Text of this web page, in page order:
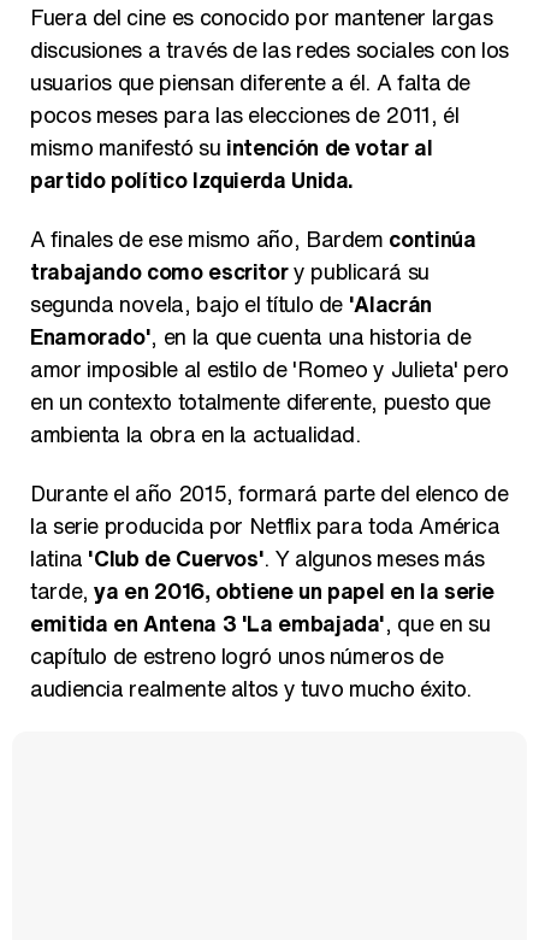
Fuera del cine es conocido por mantener largas
discusiones a través de las redes sociales con los
usuarios que piensan diferente a él. A falta de
pocos meses para las elecciones de 2011, él
mismo manifestó su intención de votar al
partido político Izquierda Unida.
A finales de ese mismo año, Bardem continúa
trabajando como escritory publicará su
segunda novela, bajo el título de 'Alacrán
Enamorado', en la que cuenta una historia de
amor imposible al estilo de 'Romeo y Julieta' pero
en un contexto totalmente diferente, puesto que
ambienta la obra en la actualidad.
Durante el año 2015, formará parte del elenco de
la serie producida por Netflix para toda América
latina 'Club de Cuervos'. Y algunos meses más
tarde,ya en 2016, obtiene un papel en la serie
emitida en Antena 3 'La embajada', que en su
capítulo de estreno logró unos números de
audiencia realmente altos y tuvo mucho éxito.